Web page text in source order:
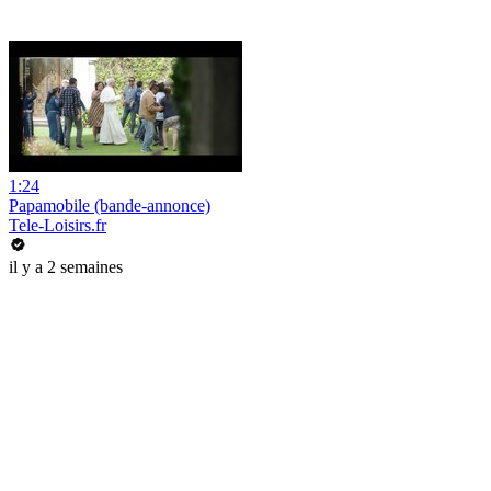
1:24
Papamobile (bande-annonce)
Tele-Loisirs.fr
il y a 2 semaines